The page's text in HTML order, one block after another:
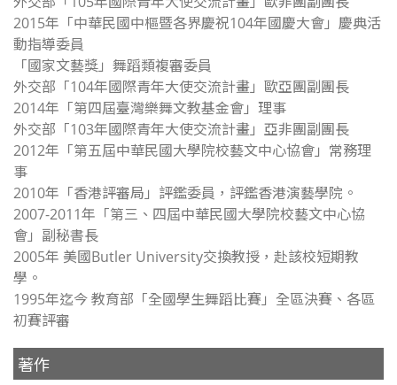
2015年「中華民國中樞暨各界慶祝104年國慶大會」慶典活
動指導委員
「國家文藝獎」舞蹈類複審委員
外交部「104年國際青年大使交流計畫」歐亞團副團長
2014年「第四屆臺灣樂舞文教基金會」理事
外交部「103年國際青年大使交流計畫」亞非團副團長
2012年「第五屆中華民國大學院校藝文中心協會」常務理
事
2010年「香港評審局」評鑑委員，評鑑香港演藝學院。
2007-2011年「第三、四屆中華民國大學院校藝文中心協
會」副秘書長
2005年 美國Butler University交換教授，赴該校短期教
學。
1995年迄今 教育部「全國學生舞蹈比賽」全區決賽、各區
初賽評審
著作